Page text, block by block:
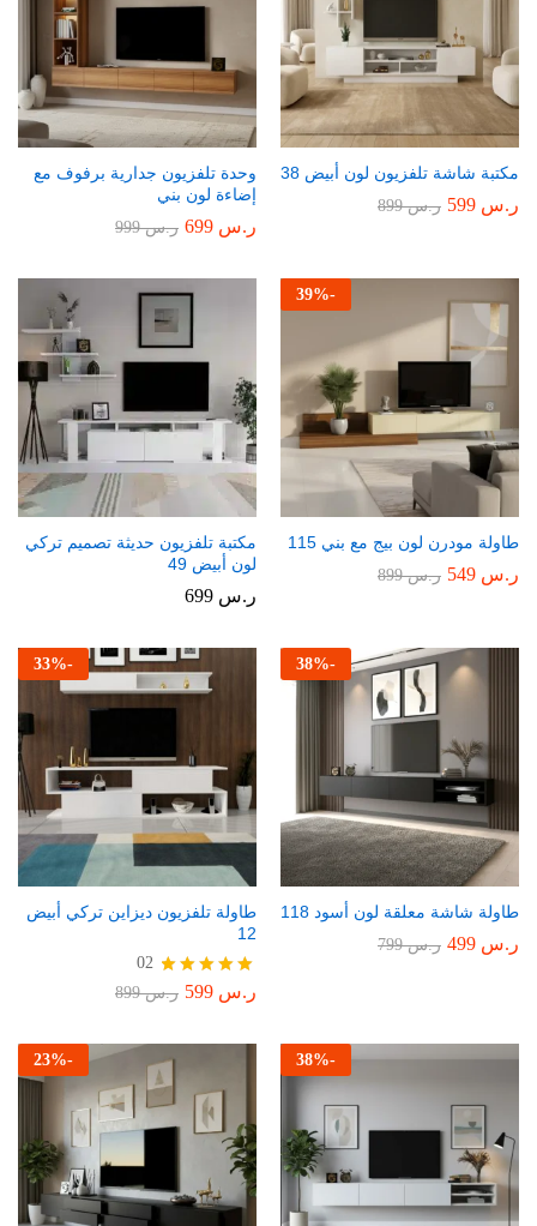
مكتبة شاشة تلفزيون لون أبيض 38
ر.س ر.س899
وحدة تلفزيون جدارية برفوف مع
إضاءة لون بني
ر.س ر.س999
-
39%
طاولة مودرن لون بيج مع بني 115
ر.س ر.س899
مكتبة تلفزيون حديثة تصميم تركي
لون أبيض 49
ر.س
-
38%
طاولة شاشة معلقة لون أسود 118
ر.س ر.س799
-
33%
طاولة تلفزيون ديزاين تركي أبيض
12
تم التقييم
02
ر.س ر.س899
-
38%
-
23%